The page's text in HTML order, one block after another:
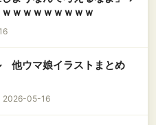
ｗｗｗｗｗｗｗｗ
他ウマ娘イラストまとめ
2026-05-16